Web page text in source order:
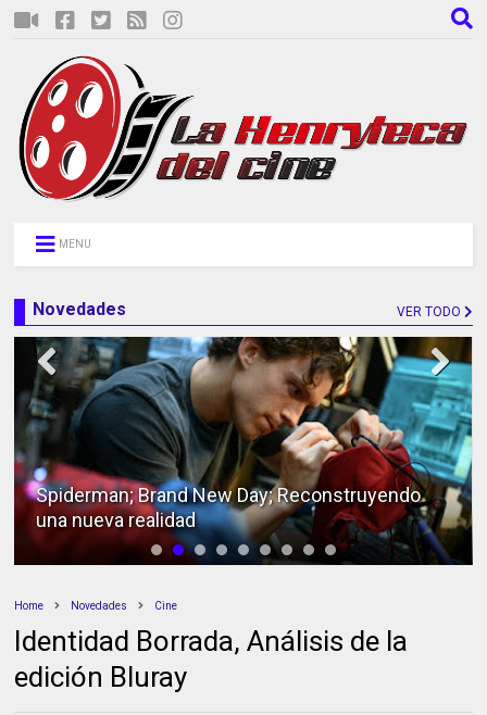
MENU
Novedades VER TODO
Spiderman; Brand New Day; Reconstruyendo
una nueva realidad
Home Novedades Cine
Identidad Borrada, Análisis de la
edición Bluray